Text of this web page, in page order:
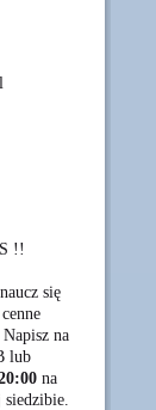
!!
się
na
lub
na
siedzibie.